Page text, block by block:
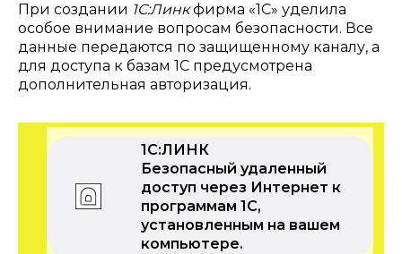
При создании 1С:Линкфирма «1С» уделила
особое внимание вопросам безопасности. Все
данные передаются по защищенному каналу, а
для доступа к базам 1С предусмотрена
дополнительная авторизация.
1С:ЛИНК
Безопасный удаленный
доступ через Интернет к
программам 1С,
установленным на вашем
компьютере.